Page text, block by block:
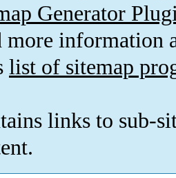
Generator
more information
list of sitemap
links to sub-